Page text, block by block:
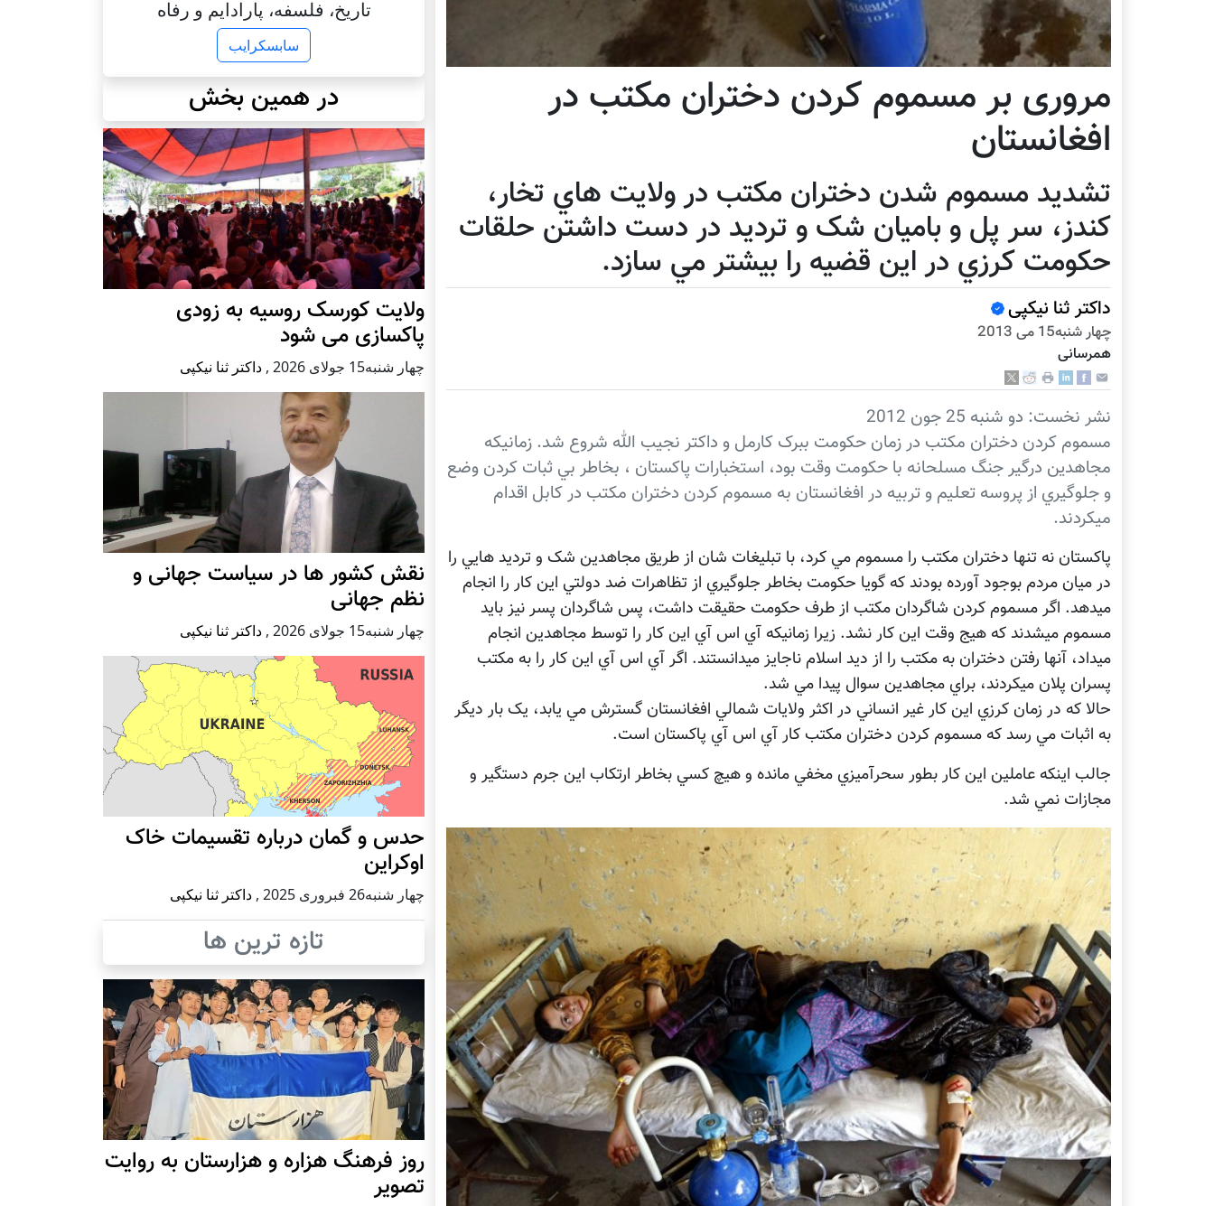
مروری بر مسموم کردن دختران مکتب در
افغانستان
تشديد مسموم شدن دختران مکتب در ولايت هاي تخار،
کندز، سر پل و باميان شک و ترديد در دست داشتن حلقات
حکومت کرزي در اين قضيه را بيشتر مي سازد.
داکتر ثنا نیکپی
چهار شنبه15 می 2013
همرسانی
نشر نخست: دو شنبه 25 جون 2012
مسموم کردن دختران مکتب در زمان حکومت ببرک کارمل و داکتر نجيب الله شروع شد. زمانيکه
مجاهدين درگير جنگ مسلحانه با حکومت وقت بود، استخبارات پاکستان ، بخاطر بي ثبات کردن وضع
و جلوگيري از پروسه تعليم و تربيه در افغانستان به مسموم کردن دختران مکتب در کابل اقدام
ميکردند.
پاکستان نه تنها دختران مکتب را مسموم مي کرد، با تبليغات شان از طريق مجاهدين شک و ترديد هايي را
در ميان مردم بوجود آورده بودند که گويا حکومت بخاطر جلوگيري از تظاهرات ضد دولتي اين کار را انجام
ميدهد. اگر مسموم کردن شاگردان مکتب از طرف حکومت حقيقت داشت، پس شاگردان پسر نيز بايد
مسموم ميشدند که هيج وقت اين کار نشد. زيرا زمانيکه آي اس آي اين کار را توسط مجاهدين انجام
ميداد، آنها رفتن دختران به مکتب را از ديد اسلام ناجايز ميدانستند. اگر آي اس آي اين کار را به مکتب
پسران پلان ميکردند، براي مجاهدين سوال پيدا مي شد.
حالا که در زمان کرزي اين کار غير انساني در اکثر ولايات شمالي افغانستان گسترش مي يابد، يک بار ديگر
به اثبات مي رسد که مسموم کردن دختران مکتب کار آي اس آي پاکستان است.
جالب اينکه عاملين اين کار بطور سحرآميزي مخفي مانده و هيچ کسي بخاطر ارتکاب اين جرم دستگير و
مجازات نمي شد.
تاریخ، فلسفه، پارادایم و رفاه
سابسکرایب
در همین بخش
ولایت کورسک روسیه به زودی
پاکسازی می شود
چهار شنبه15 جولای 2026 , داکتر ثنا نیکپی
نقش کشور ها در سیاست جهانی و
نظم جهانی
چهار شنبه15 جولای 2026 , داکتر ثنا نیکپی
حدس و گمان درباره تقسیمات خاک
اوکراین
چهار شنبه26 فبروری 2025 , داکتر ثنا نیکپی
تازه ترین ها
روز فرهنگ هزاره و هزارستان به روایت
تصویر